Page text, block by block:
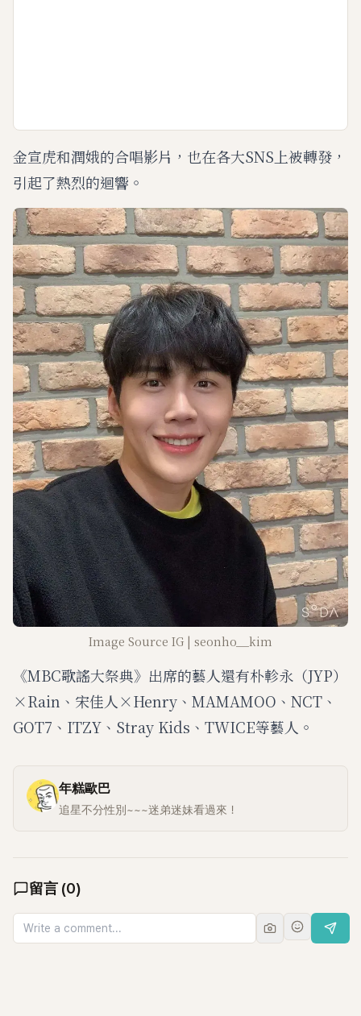
金宣虎和潤娥的合唱影片，也在各大SNS上被轉發，
引起了熱烈的迴響。
Image Source IG | seonho__kim
《MBC歌謠大祭典》出席的藝人還有朴軫永（JYP）
×Rain、宋佳人×Henry、MAMAMOO、NCT、
GOT7、ITZY、Stray Kids、TWICE等藝人。
年糕歐巴
追星不分性別~~~迷弟迷妹看過來！
留言 (0)